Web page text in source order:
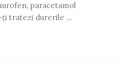
paracetamol
ţi tratezi durerile de